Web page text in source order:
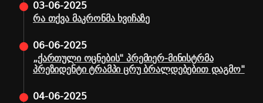
03-06-2025
რა თქვა მაკრონმა ხვიჩაზე
06-06-2025
„ქართული ოცნების" პრემიერ-მინისტრმა
პრეზიდენტი ტრამპი ცრუ ბრალდებებით დაგმო"
04-06-2025